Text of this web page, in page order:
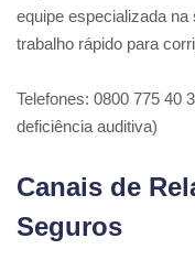
equipe especializada
trabalho rápido para
Telefones: 0800 775 40
deficiência auditiva)
Canais de
Seguros